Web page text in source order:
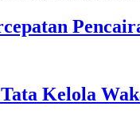
Kelola